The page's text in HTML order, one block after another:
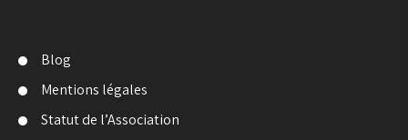
Blog
Mentions légales
Statut de l’Association